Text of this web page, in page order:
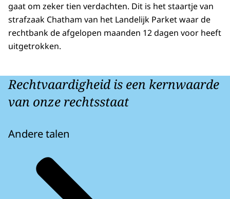
gaat om zeker tien verdachten. Dit is het staartje van
strafzaak Chatham van het Landelijk Parket waar de
rechtbank de afgelopen maanden 12 dagen voor heeft
uitgetrokken.
Rechtvaardigheid is een kernwaarde
van onze rechtsstaat
Andere talen